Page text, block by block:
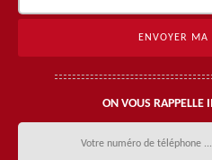
ON VOUS